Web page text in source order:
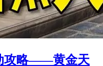
攻略——黄金天